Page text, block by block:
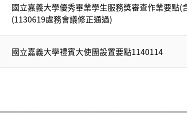
國立嘉義大學優秀畢業學生服務獎審查作業要點(
(1130619處務會議修正通過)
國立嘉義大學禮賓大使團設置要點1140114